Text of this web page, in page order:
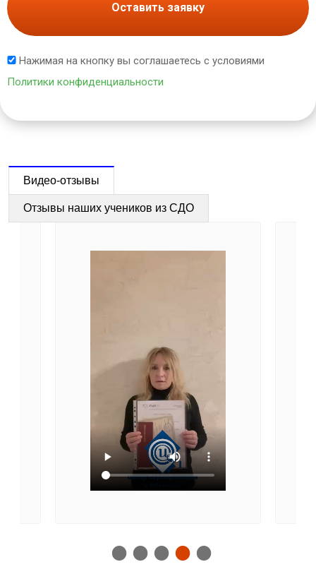
Оставить заявку
Нажимая на кнопку вы соглашаетесь с условиями
Политики конфиденциальности
Видео-отзывы
Отзывы наших учеников из СДО